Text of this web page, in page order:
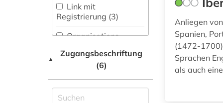
Umweltschutz (0)
Osteuropa-Studien
(0)
Pädagogik (2)
Physik (0)
de inventoribus
design (2)
deutsch (1)
Link mit
Registrierung (3)
Organisations-
Shibboleth (1)
Zugriff vor Ort
▲
Zugangsbeschriftung
(6)
Anliegen
Spanien,
(1472-
Sprachen
als auch